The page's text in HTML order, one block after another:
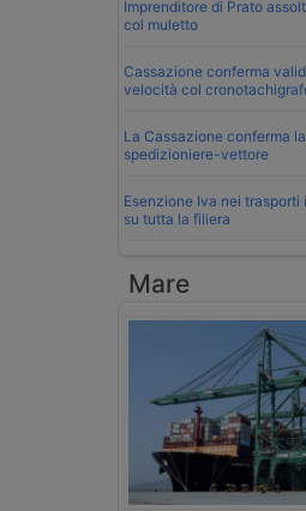
Imprenditore di Prato
col muletto
Cassazione conferma
velocità col
La Cassazione conferma
spedizioniere-vettore
Esenzione Iva nei trasporti
su tutta la filiera
Mare